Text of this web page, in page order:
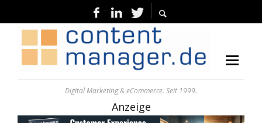
Digital Marketing & eCommerce. Seit 1999.
Anzeige